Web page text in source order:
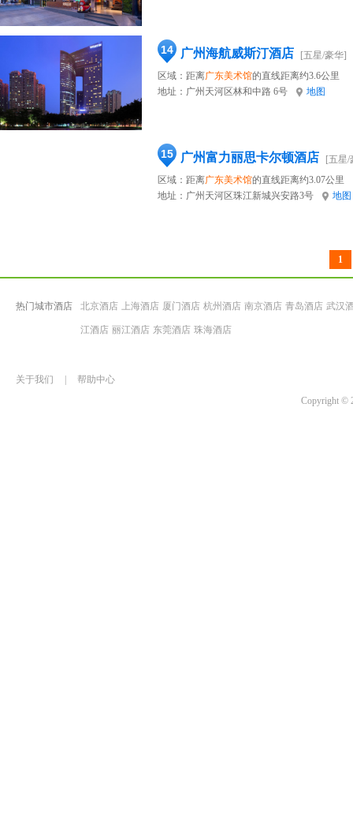
14 广州海航威斯汀酒店
[五星/豪华]
区域：距离广东美术馆的直线距离约3.6公里
地址： 广州天河区林和中路 6号 地图
15 广州富力丽思卡尔顿酒店
[五星/
区域：距离广东美术馆的直线距离约3.07公里
地址： 广州天河区珠江新城兴安路3号 地图
1
热门城市酒店 北京酒店 上海酒店 厦门酒店 杭州酒店 南京酒店 青岛酒店 武汉
江酒店 丽江酒店 东莞酒店 珠海酒店
关于我们
帮助中心
Copyright ©